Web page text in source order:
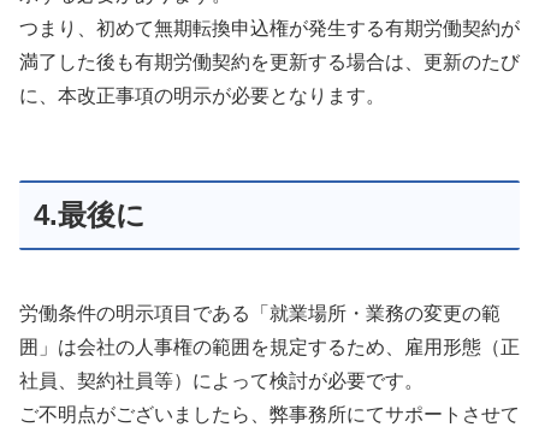
つまり、初めて無期転換申込権が発生する有期労働契約が
満了した後も有期労働契約を更新する場合は、更新のたび
に、本改正事項の明示が必要となります。
4.最後に
労働条件の明示項目である「就業場所・業務の変更の範
囲」は会社の人事権の範囲を規定するため、雇用形態（正
社員、契約社員等）によって検討が必要です。
ご不明点がございましたら、弊事務所にてサポートさせて